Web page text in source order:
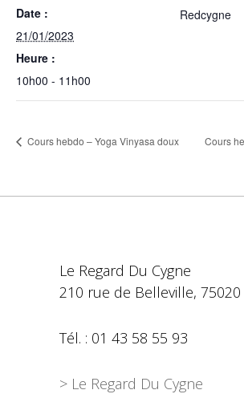
Date :
21/01/2023
Heure :
10h00 - 11h00
Redcygne
Cours hebdo – Yoga Vinyasa doux Cours
Le Regard Du Cygne
210 rue de Belleville, 75020
Tél. : 01 43 58 55 93
> Le Regard Du Cygne